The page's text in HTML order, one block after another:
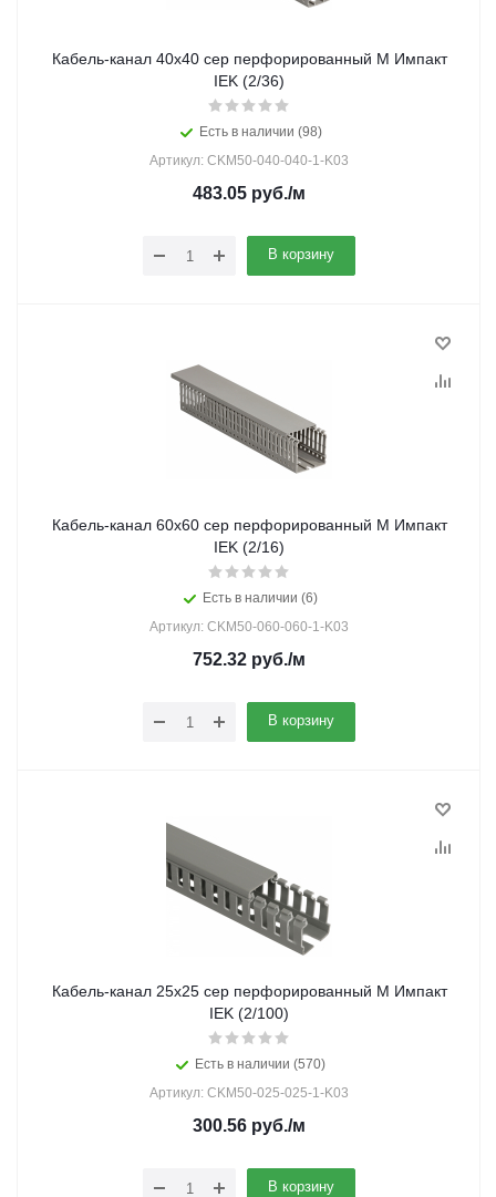
Кабель-канал 40х40 сер перфорированный М Импакт
IEK (2/36)
Есть в наличии (98)
Артикул: CKM50-040-040-1-K03
483.05 руб./м
В корзину
Кабель-канал 60х60 сер перфорированный М Импакт
IEK (2/16)
Есть в наличии (6)
Артикул: CKM50-060-060-1-K03
752.32 руб./м
В корзину
Кабель-канал 25х25 сер перфорированный М Импакт
IEK (2/100)
Есть в наличии (570)
Артикул: CKM50-025-025-1-K03
300.56 руб./м
В корзину